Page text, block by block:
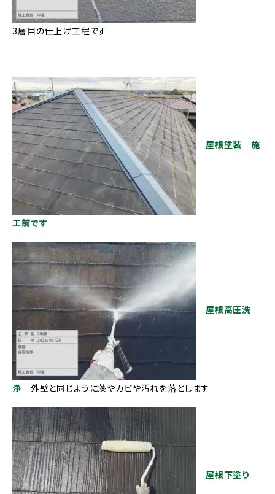
3層目の仕上げ工程です
屋根塗装 施
工前です
屋根高圧洗
浄 外壁と同じように藻やカビや汚れを落とします
屋根下塗り